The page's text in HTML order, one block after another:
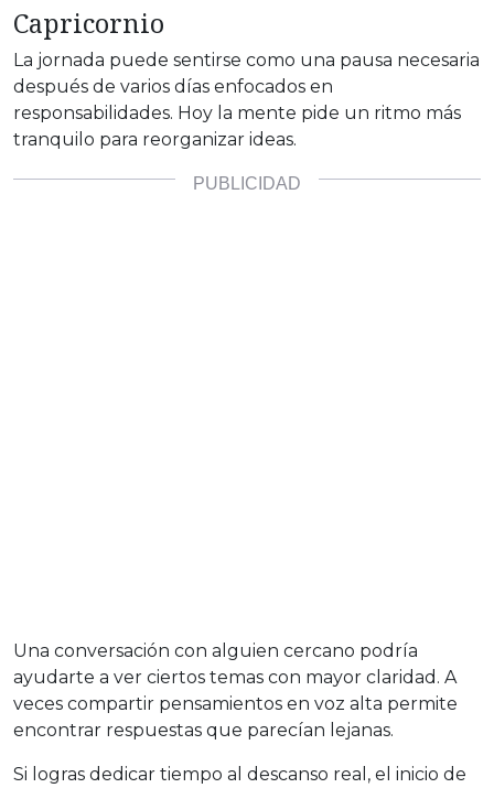
Capricornio
La jornada puede sentirse como una pausa necesaria
después de varios días enfocados en
responsabilidades. Hoy la mente pide un ritmo más
tranquilo para reorganizar ideas.
Una conversación con alguien cercano podría
ayudarte a ver ciertos temas con mayor claridad. A
veces compartir pensamientos en voz alta permite
encontrar respuestas que parecían lejanas.
Si logras dedicar tiempo al descanso real, el inicio de